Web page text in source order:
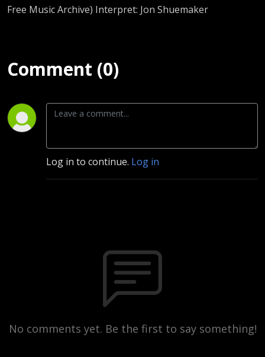
Free Music Archive) Interpret: Jon Shuemaker
Comment (0)
Log in to continue. Log in
No comments yet. Be the first to say something!